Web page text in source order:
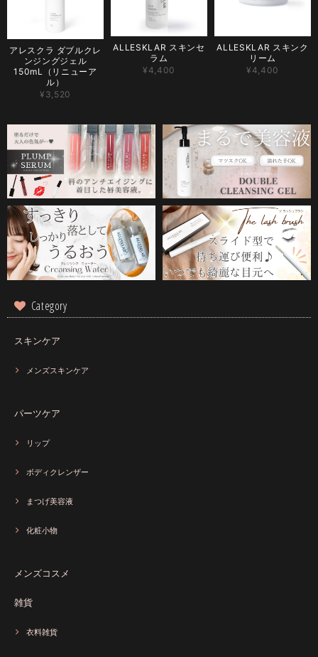
アレスクラ ダブルクレ
ンジングジェル
150mL（リニューア
ル）
¥3,520
ALLESKLAR スキンセ
ラム
¥4,400
ALLESKLAR スキンク
リーム
¥4,400
Category
スキンケア
メンズスキンケア
パーツケア
リップ
ボディクレンザー
まつげ美容液
化粧小物
メンズコスメ
雑貨
衣料雑貨